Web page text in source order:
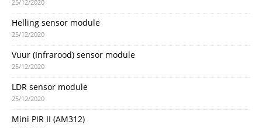
25/12/2020
Helling sensor module
25/12/2020
Vuur (Infrarood) sensor module
25/12/2020
LDR sensor module
25/12/2020
Mini PIR II (AM312)